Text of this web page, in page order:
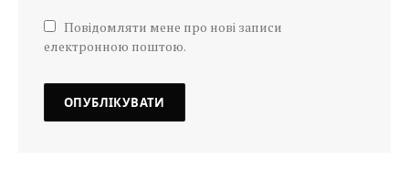
Повідомляти мене про нові записи
електронною поштою.